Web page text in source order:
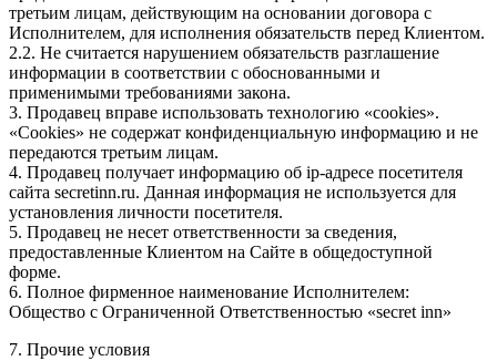
третьим лицам, действующим на основании договора с
Исполнителем, для исполнения обязательств перед Клиентом.
2.2. Не считается нарушением обязательств разглашение
информации в соответствии с обоснованными и
применимыми требованиями закона.
3. Продавец вправе использовать технологию «cookies».
«Cookies» не содержат конфиденциальную информацию и не
передаются третьим лицам.
4. Продавец получает информацию об ip-адресе посетителя
сайта secretinn.ru. Данная информация не используется для
установления личности посетителя.
5. Продавец не несет ответственности за сведения,
предоставленные Клиентом на Сайте в общедоступной
форме.
6. Полное фирменное наименование Исполнителем:
Общество с Ограниченной Ответственностью «secret inn»
7. Прочие условия